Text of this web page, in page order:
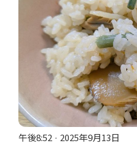
午後8:52 · 2025年9月13日